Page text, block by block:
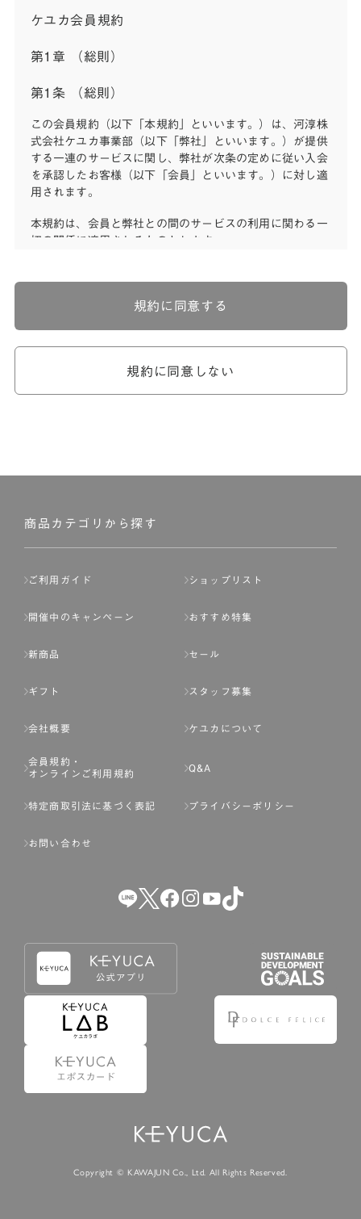
ケユカ会員規約
第1章 （総則）
第1条 （総則）
この会員規約（以下「本規約」といいます。）は、河淳株
式会社ケユカ事業部（以下「弊社」といいます。）が提供
する一連のサービスに関し、弊社が次条の定めに従い入会
を承認したお客様（以下「会員」といいます。）に対し適
用されます。
本規約は、会員と弊社との間のサービスの利用に関わる一
切の関係に適用されるものとします。
ら個別規定はその名称のいかんに関わらず、本規約の一部
めが優先されるものとします。
ません。
ページへの入力、または弊社が別途指定する方法に従って
基づき判断した場合は、弊社は、その登録を取り消すこと
のいずれかの事由に該当する場合は、その登録を拒否し、
または事前に通知することなく一旦なされた登録を取り消
いる場合。
（5） その他、本規約または個別規定に違反した場合。
4.会員登録が取り消された場合においても、当該会員は、
弊社とのお取引等により既に発生した支払義務等の取引上
の義務および本規約上の義務の履行責任を免れないものと
します。
5.仮登録とは、ケユカが提供するアプリ等でサービスを利
用するための簡易的な会員登録（以下「仮登録」といいま
6.仮登録をすることで、第9条のポイント付与を受けるこ
7.仮登録状態はポイントの利用は行えず、第3条1項の通り
規約に同意しない
規約に同意する
商品カテゴリから探す
ご利用ガイド ショップリスト
開催中のキャンペーン おすすめ特集
新商品 セール
ギフト スタッフ募集
会社概要 ケユカについて
会員規約・
オンラインご利用規約
Q&A
特定商取引法に基づく表記 プライバシーポリシー
お問い合わせ
Copyright © KAWAJUN Co., Ltd. All Rights Reserved.